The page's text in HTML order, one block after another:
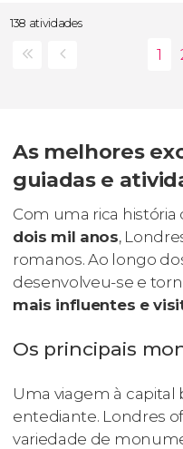
138 atividades
As melhores
guiadas e
Com uma rica
dois mil anos,
romanos. Ao longo
desenvolveu-se e
mais influentes e
Os principais
Uma viagem à capital
entediante. Londres
variedade de